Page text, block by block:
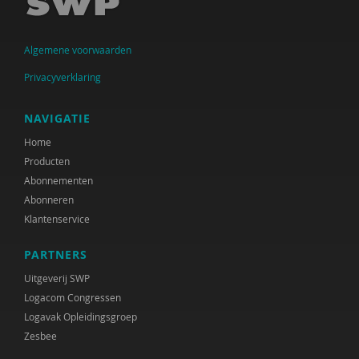
Arwen Hoogenbosch
Jos van der Horst
Verwey-Jonker Instituut
Ministeries van Justitie en Veiligheid &
Paul Kop
Christa Nieuwboer
Rianne van der Aa
Joline Verloove
Susan de Vries
Algemene voorwaarden
Privacyverklaring
NAVIGATIE
Home
Producten
Abonnementen
Abonneren
Klantenservice
PARTNERS
Uitgeverij SWP
Logacom Congressen
Logavak Opleidingsgroep
Zesbee